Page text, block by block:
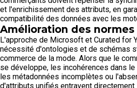
et l'enrichissement des attributs, en
compatibilité des données avec les
Amélioration des
L'approche de Microsoft et Curated for
nécessité d'ontologies et de schémas
commerce de la mode. Alors que le
se développe, les incohérences dans
les métadonnées incomplètes ou
d'attributs unifiés entravent